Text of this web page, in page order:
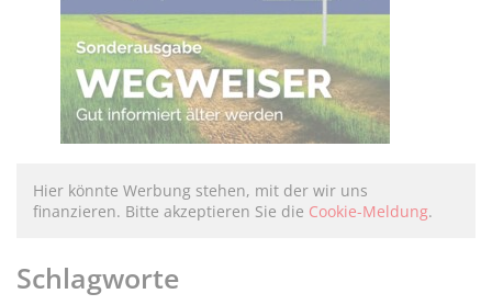
Hier könnte Werbung stehen, mit der wir uns
finanzieren. Bitte akzeptieren Sie die Cookie-Meldung.
Schlagworte